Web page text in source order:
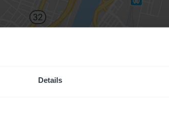
Details